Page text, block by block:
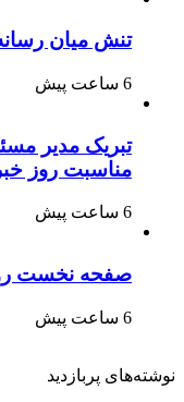
تنش میان
6 ساعت پیش
تبریک مدیر
مناسبت روز
6 ساعت پیش
صفحه نخست
6 ساعت پیش
نوشته‌های پربازدید